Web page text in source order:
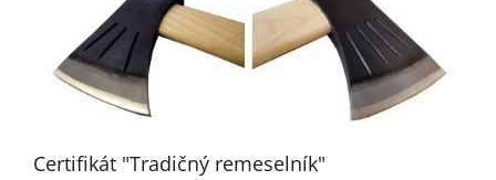
Certifikát "Tradičný remeselník"